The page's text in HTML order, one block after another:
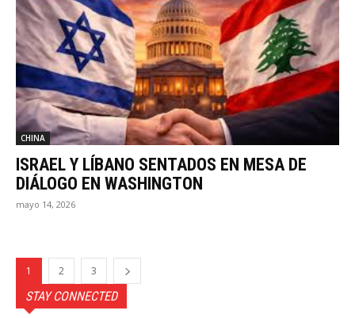
CHINA
ISRAEL Y LÍBANO SENTADOS EN MESA DE
DIÁLOGO EN WASHINGTON
mayo 14, 2026
1 2 3
STAY CONNECTED